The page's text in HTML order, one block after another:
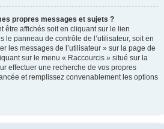
propres messages et sujets ?
être affichés soit en cliquant sur le lien
le panneau de contrôle de l’utilisateur, soit en
les messages de l’utilisateur » sur la page de
sur le menu « Raccourcis » situé sur la
effectuer une recherche de vos propres
et remplissez convenablement les options